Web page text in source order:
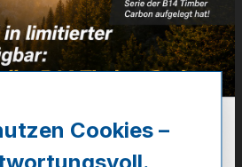
Cookies –